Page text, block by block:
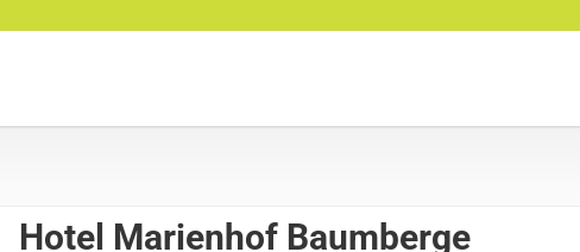
Hotel Marienhof Baumberge